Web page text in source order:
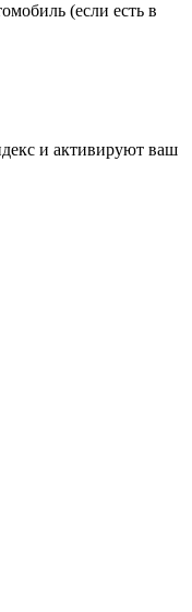
(если есть в
и активируют ваш